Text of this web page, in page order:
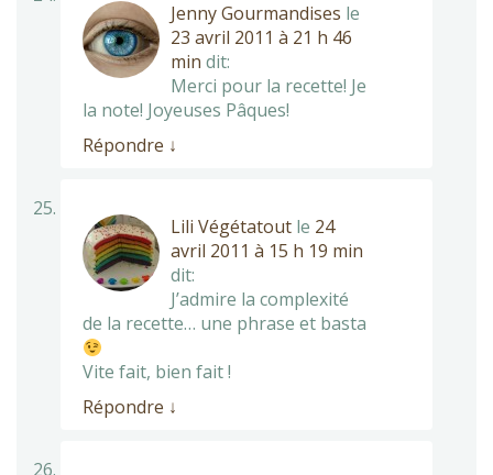
Jenny Gourmandises le
23 avril 2011 à 21 h 46
min dit:
Merci pour la recette! Je
la note! Joyeuses Pâques!
Répondre ↓
Lili Végétatout le 24
avril 2011 à 15 h 19 min
dit:
J’admire la complexité
de la recette… une phrase et basta
Vite fait, bien fait !
Répondre ↓